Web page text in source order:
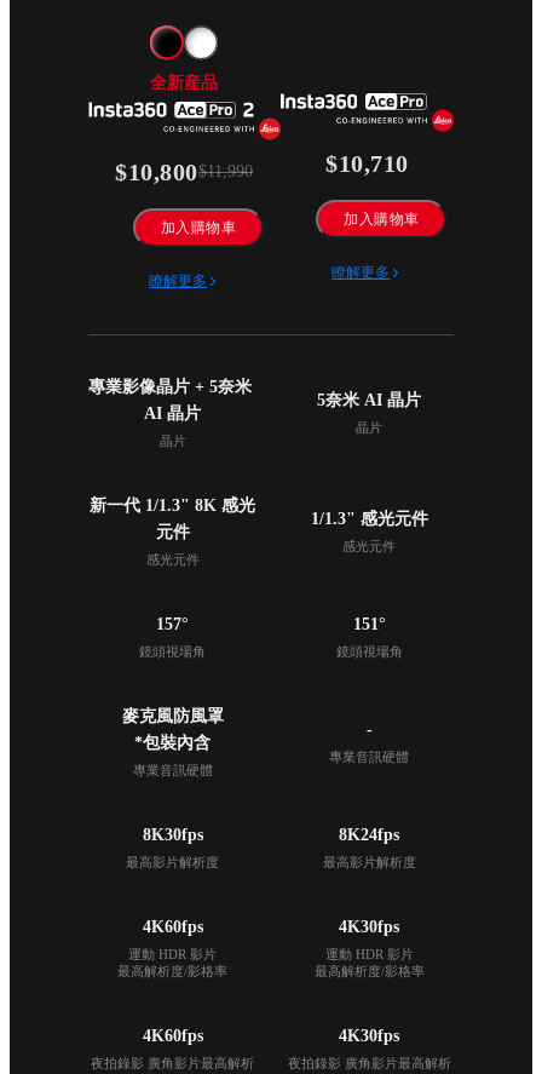
全新産品
$10,800$11,990
加入購物車
瞭解更多
$10,710
加入購物車
瞭解更多
專業影像晶片 + 5奈米
AI 晶片
晶片
5奈米 AI 晶片
晶片
新一代 1/1.3" 8K 感光
元件
感光元件
1/1.3" 感光元件
感光元件
157°
鏡頭視場角
151°
鏡頭視場角
麥克風防風罩
*包裝內含
專業音訊硬體
-
專業音訊硬體
8K30fps
最高影片解析度
8K24fps
最高影片解析度
4K60fps
運動 HDR 影片
最高解析度/影格率
4K30fps
運動 HDR 影片
最高解析度/影格率
4K60fps
夜拍錄影 廣角影片最高解析
4K30fps
夜拍錄影 廣角影片最高解析